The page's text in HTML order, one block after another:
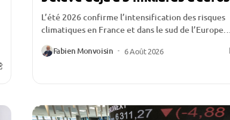
L’été 2026 confirme l’intensification des risques
climatiques en France et dans le sud de l’Europe.
Multiplication des feux de forêt, surfaces
détruites en...
Fabien Monvoisin 6 Août 2026